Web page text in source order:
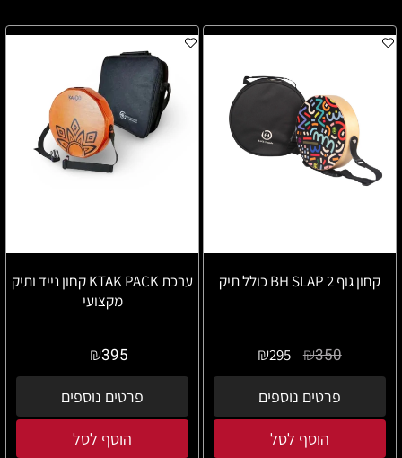
קחון גוף BH SLAP 2 כולל תיק
₪350
₪295
פרטים נוספים
הוסף לסל
ערכת KTAK PACK קחון נייד ותיק
מקצועי
₪395
פרטים נוספים
הוסף לסל